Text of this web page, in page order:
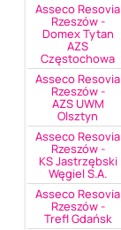
Asseco Resovia
Rzeszów -
Domex Tytan
AZS
Częstochowa
Asseco Resovia
Rzeszów -
AZS UWM
Olsztyn
Asseco Resovia
Rzeszów -
KS Jastrzębski
Węgiel S.A.
Asseco Resovia
Rzeszów -
Trefl Gdańsk